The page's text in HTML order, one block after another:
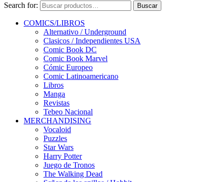
Search for: Buscar
COMICS/LIBROS
Alternativo / Underground
Clasicos / Independientes USA
Comic Book DC
Comic Book Marvel
Cómic Europeo
Comic Latinoamericano
Libros
Manga
Revistas
Tebeo Nacional
MERCHANDISING
Vocaloid
Puzzles
Star Wars
Harry Potter
Juego de Tronos
The Walking Dead